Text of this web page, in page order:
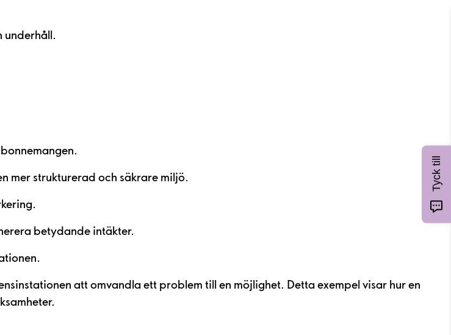
underhåll.
mer strukturerad och säkrare miljö.
betydande intäkter.
att omvandla ett problem till en möjlighet. Detta exempel visar hur en
Tyck till